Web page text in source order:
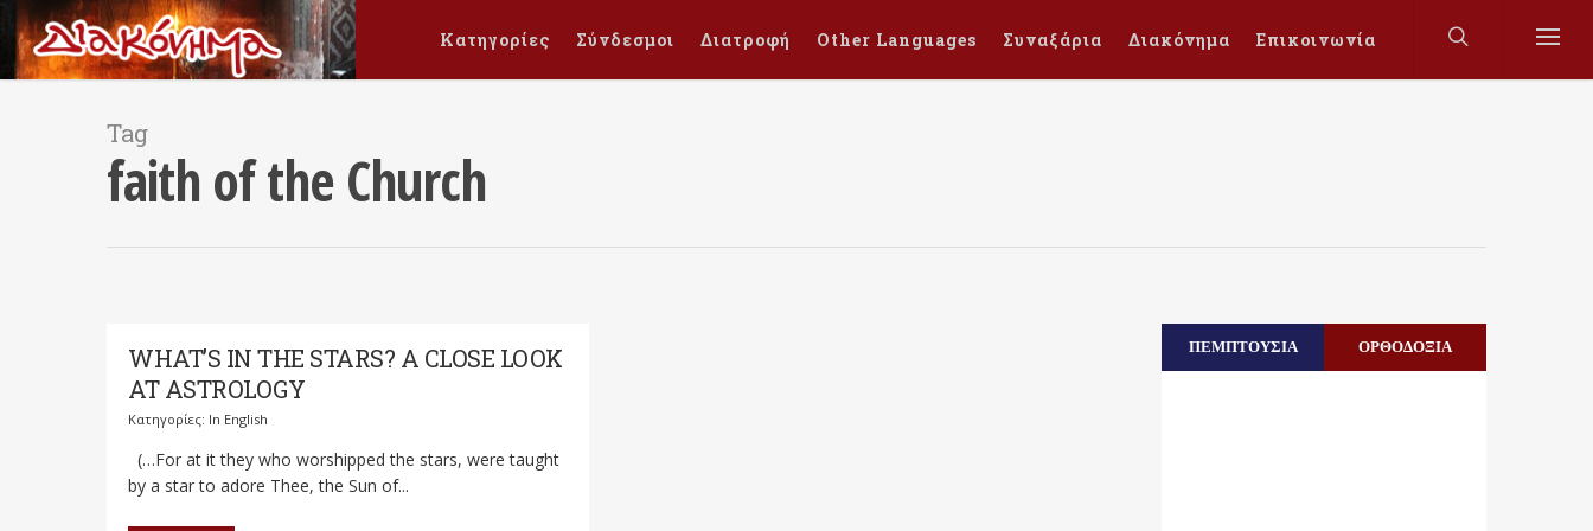
Κατηγορίες Σύνδεσμοι Διατροφή Other Languages Συναξάρια Διακόνημα Επικοινωνία
Tag
faith of the Church
WHAT’S IN THE STARS? A CLOSE LOOK
AT ASTROLOGY
Κατηγορίες: In English
(…For at it they who worshipped the stars, were taught
by a star to adore Thee, the Sun of...
ΠΕΜΠΤΟΥΣΙΑ ΟΡΘΟΔΟΞΙΑ